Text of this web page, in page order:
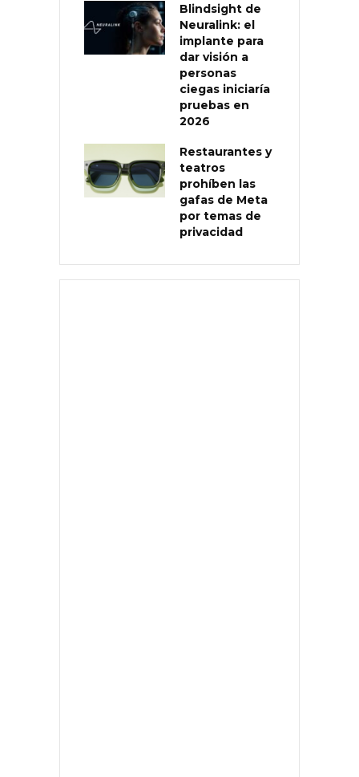
Blindsight de
Neuralink: el
implante para
dar visión a
personas
ciegas iniciaría
pruebas en
2026
Restaurantes y
teatros
prohíben las
gafas de Meta
por temas de
privacidad